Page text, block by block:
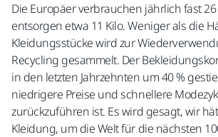
Die Europäer verbrauchen jährlich fast
entsorgen etwa 11 Kilo. Weniger als die
Kleidungsstücke wird zur
Recycling gesammelt. Der
in den letzten Jahrzehnten um 40 %
niedrigere Preise und schnellere
zurückzuführen ist. Es wird gesagt, wir
Kleidung, um die Welt für die nächsten